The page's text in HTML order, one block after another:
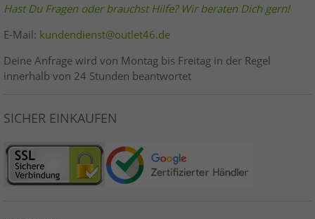
Hast Du Fragen oder brauchst Hilfe? Wir beraten Dich gern!
E-Mail: kundendienst@outlet46.de
Deine Anfrage wird von Montag bis Freitag in der Regel
innerhalb von 24 Stunden beantwortet
SICHER EINKAUFEN